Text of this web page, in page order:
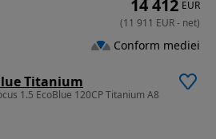
Titanium
1.5 EcoBlue 120CP Titanium A8
14 412 EUR
(11 911 EUR- net)
Conform mediei